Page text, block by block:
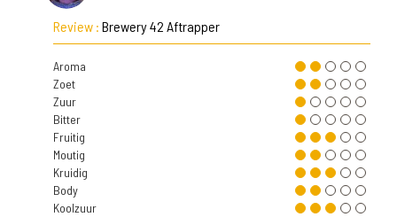
Review : Brewery 42 Aftrapper
Aroma
Zoet
Zuur
Bitter
Fruitig
Moutig
Kruidig
Body
Koolzuur